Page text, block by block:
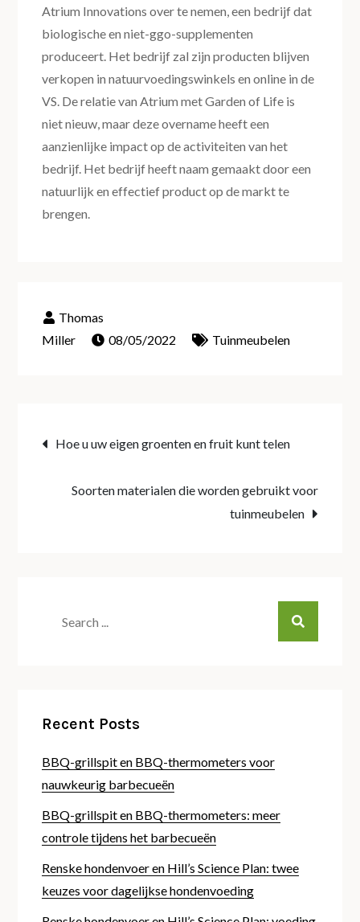
Atrium Innovations over te nemen, een bedrijf dat
biologische en niet-ggo-supplementen
produceert. Het bedrijf zal zijn producten blijven
verkopen in natuurvoedingswinkels en online in de
VS. De relatie van Atrium met Garden of Life is
niet nieuw, maar deze overname heeft een
aanzienlijke impact op de activiteiten van het
bedrijf. Het bedrijf heeft naam gemaakt door een
natuurlijk en effectief product op de markt te
brengen.
08/05/2022 Tuinmeubelen
Post
navigation
Hoe u uw eigen groenten en fruit kunt telen
Soorten materialen die worden gebruikt voor
tuinmeubelen
Recent Posts
BBQ-grillspit en BBQ-thermometers voor
nauwkeurig barbecueën
BBQ-grillspit en BBQ-thermometers: meer
controle tijdens het barbecueën
Renske hondenvoer en Hill’s Science Plan: twee
keuzes voor dagelijkse hondenvoeding